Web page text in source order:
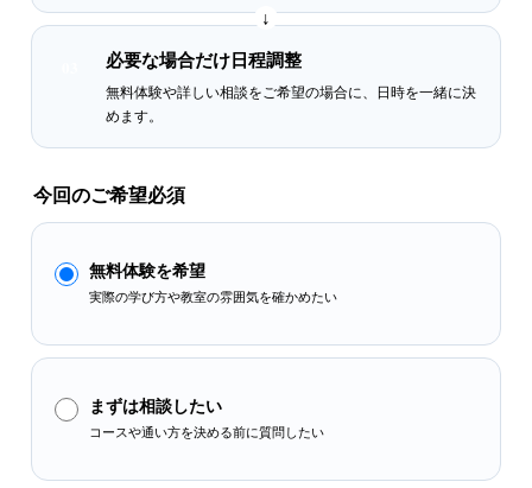
必要な場合だけ日程調整
無料体験や詳しい相談をご希望の場合に、日時を一緒に決
めます。
今回のご希望必須
無料体験を希望
実際の学び方や教室の雰囲気を確かめたい
まずは相談したい
コースや通い方を決める前に質問したい